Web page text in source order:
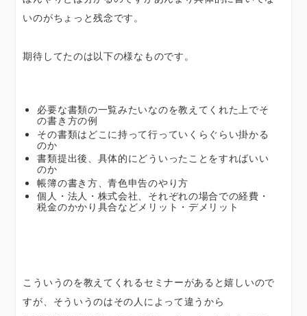
いのがちょっと残念です。
期待してたのは以下の様なものです。
必要な書類の一覧みたいなのを教えてくれた上でそ
の書き方の例
その書類はどこに持って行っていくらぐらい掛かる
のか
書類提出後、具体的にどういったことをすればいい
のか
帳簿の書き方、青色申告のやり方
個人・法人・株式会社、それぞれの場合での経費・
税金のかかり具合などメリット・デメリット
こういうのを教えてくれるセミナーがあると嬉しいので
すが、そういうのはその人によって違うから